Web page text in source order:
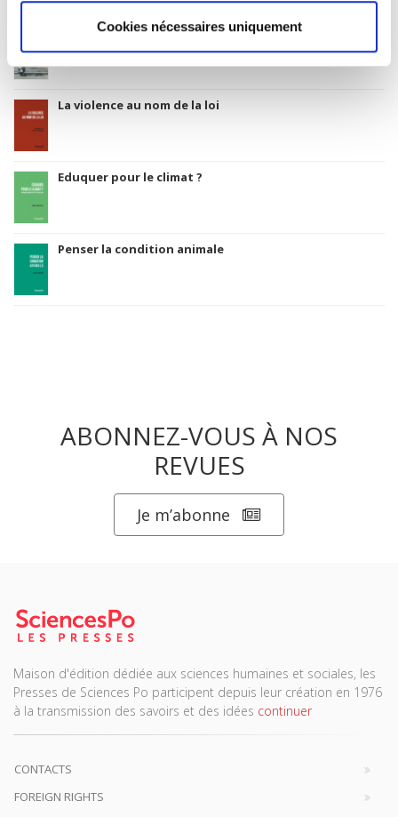
Cookies nécessaires uniquement
Rome, promenades sociologiques
La violence au nom de la loi
Eduquer pour le climat ?
Penser la condition animale
ABONNEZ-VOUS À NOS
REVUES
Je m’abonne
Maison d'édition dédiée aux sciences humaines et sociales, les
Presses de Sciences Po participent depuis leur création en 1976
à la transmission des savoirs et des idées continuer
CONTACTS
FOREIGN RIGHTS